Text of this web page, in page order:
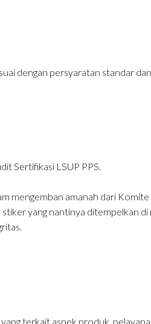
dengan persyaratan standar
Sertifikasi LSUP PPS.
mengemban amanah dari
yang nantinya ditempelkan
terkait aspek produk,